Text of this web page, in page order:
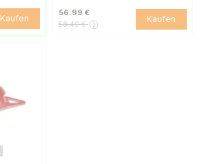
Kaufen
56.99 €
58.49 € Kaufen